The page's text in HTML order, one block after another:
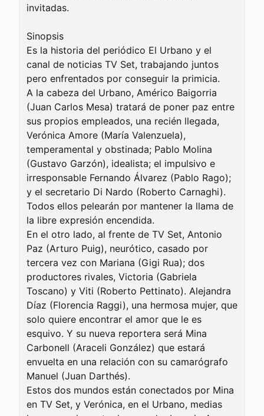
invitadas.
Sinopsis
Es la historia del periódico El Urbano y el
canal de noticias TV Set, trabajando juntos
pero enfrentados por conseguir la primicia.
A la cabeza del Urbano, Américo Baigorria
(Juan Carlos Mesa) tratará de poner paz entre
sus propios empleados, una recién llegada,
Verónica Amore (María Valenzuela),
temperamental y obstinada; Pablo Molina
(Gustavo Garzón), idealista; el impulsivo e
irresponsable Fernando Álvarez (Pablo Rago);
y el secretario Di Nardo (Roberto Carnaghi).
Todos ellos pelearán por mantener la llama de
la libre expresión encendida.
En el otro lado, al frente de TV Set, Antonio
Paz (Arturo Puig), neurótico, casado por
tercera vez con Mariana (Gigi Rua); dos
productores rivales, Victoria (Gabriela
Toscano) y Viti (Roberto Pettinato). Alejandra
Díaz (Florencia Raggi), una hermosa mujer, que
solo quiere encontrar el amor que le es
esquivo. Y su nueva reportera será Mina
Carbonell (Araceli González) que estará
envuelta en una relación con su camarógrafo
Manuel (Juan Darthés).
Estos dos mundos están conectados por Mina
en TV Set, y Verónica, en el Urbano, medias